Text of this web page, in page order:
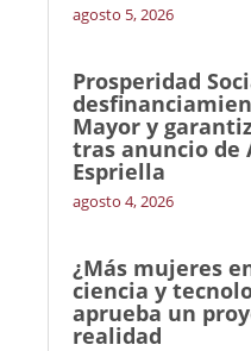
agosto 5, 2026
Prosperidad
Mayor y
tras anuncio de
Espriella
agosto 4, 2026
¿Más mujeres
ciencia y
aprueba un
realidad